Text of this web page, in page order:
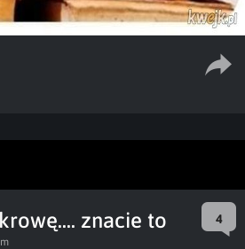
znacie to 4